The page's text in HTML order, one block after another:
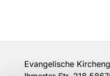
Evangelische